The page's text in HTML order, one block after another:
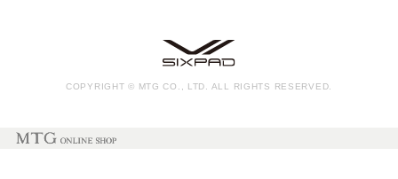
COPYRIGHT © MTG CO., LTD. ALL RIGHTS RESERVED.